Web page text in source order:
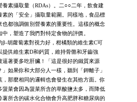
養素攝取量（RDAs）。二○○二年，飲食建
素的「安全」攝取量範圍。同樣地，食品標
也都強調個別營養素的重要性。這樣的概念
，塑造了我們對特定食物的評價。
β-胡蘿蔔素對視力好，柑橘類的維生素C可
提供維生素D和鈣質，維持骨骼和牙齒強
逼著要多吃肝臟！「這是很好的鐵質來源
如果你和大部分人一樣，聽到「鉀離子」
，那麼相同的邏輯也會發生在其他方面。你
菠菜會因為菠菜所含的草酸鹽太多，而降低
薯所含的碳水化合物會升高肥胖和糖尿病的